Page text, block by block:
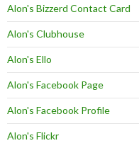
Alon's Bizzerd Contact Card
Alon's Clubhouse
Alon's Ello
Alon's Facebook Page
Alon's Facebook Profile
Alon's Flickr